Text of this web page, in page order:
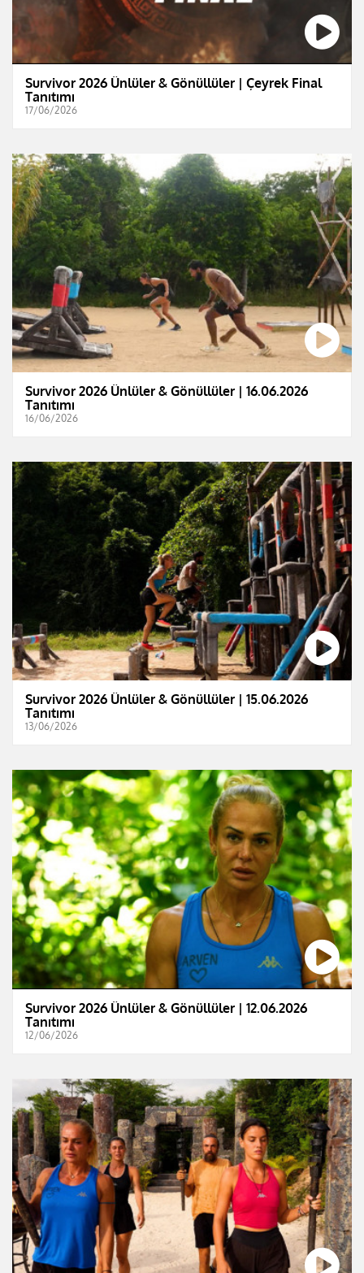
Survivor 2026 Ünlüler & Gönüllüler | Çeyrek Final
Tanıtımı
17/06/2026
Survivor 2026 Ünlüler & Gönüllüler | 16.06.2026
Tanıtımı
16/06/2026
Survivor 2026 Ünlüler & Gönüllüler | 15.06.2026
Tanıtımı
13/06/2026
Survivor 2026 Ünlüler & Gönüllüler | 12.06.2026
Tanıtımı
12/06/2026